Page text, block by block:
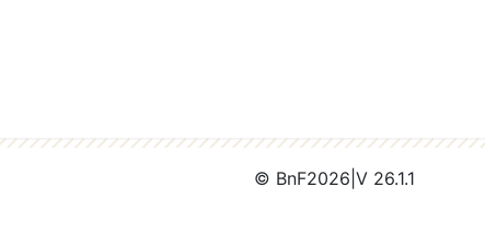
© BnF2026 V 26.1.1